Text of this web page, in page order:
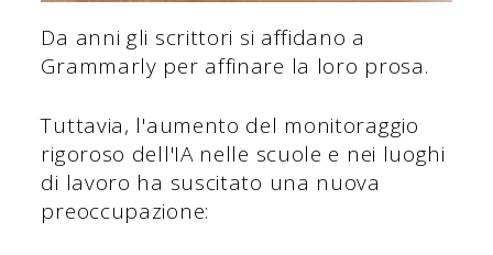
Da anni gli scrittori si affidano a
Grammarly per affinare la loro prosa.
Tuttavia, l'aumento del monitoraggio
rigoroso dell'IA nelle scuole e nei luoghi
di lavoro ha suscitato una nuova
preoccupazione: